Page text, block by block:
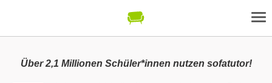
Über 2,1 Millionen Schüler*innen nutzen sofatutor!